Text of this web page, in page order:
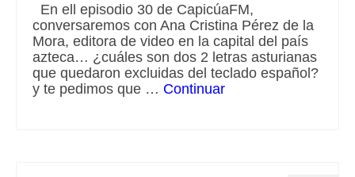
En ell episodio 30 de CapicúaFM,
conversaremos con Ana Cristina Pérez de la
Mora, editora de video en la capital del país
azteca… ¿cuáles son dos 2 letras asturianas
que quedaron excluidas del teclado español?
y te pedimos que … Continuar